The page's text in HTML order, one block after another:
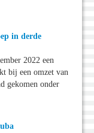
in derde
2022 een
bij een omzet van
gekomen onder